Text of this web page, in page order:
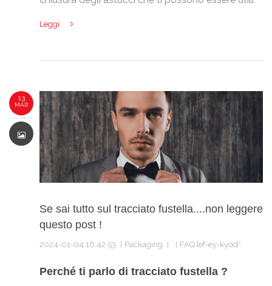
Leggi
13
MAR
Se sai tutto sul tracciato fustella....non leggere
questo post !
2024-01-04 16:42:53 Packaging FAQ [ef-ey-kyoo]*
Perché ti parlo di tracciato fustella ?